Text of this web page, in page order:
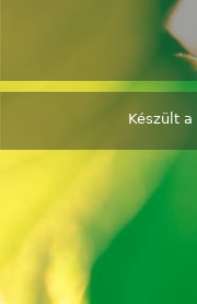
Készült a